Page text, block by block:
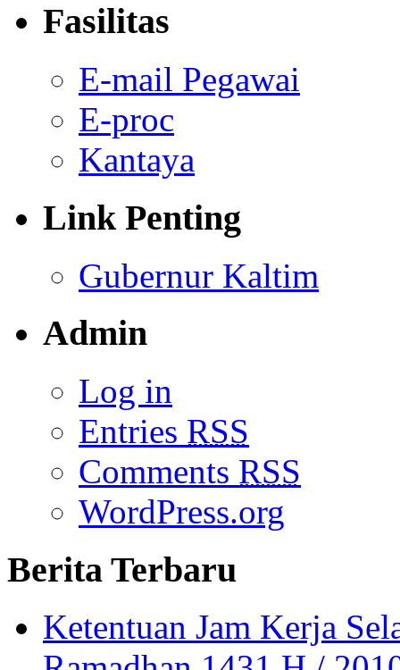
Fasilitas
E-mail Pegawai
E-proc
Kantaya
Link Penting
Gubernur Kaltim
Admin
Log in
Entries RSS
Comments RSS
WordPress.org
Berita Terbaru
Ketentuan Jam Kerja